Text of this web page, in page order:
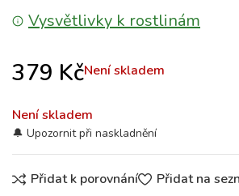
Vysvětlivky k rostlinám
379 KčNení skladem
Není skladem
Přidat k porovnání Přidat na